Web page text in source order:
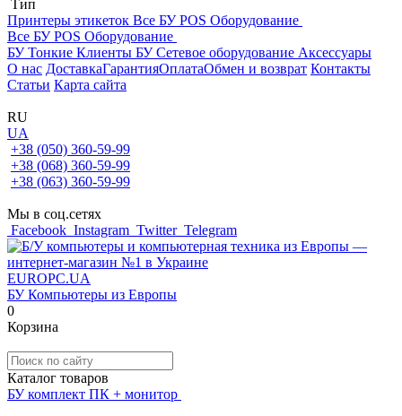
Тип
Принтеры этикеток Все БУ POS Оборудование
Все БУ POS Оборудование
БУ Тонкие Клиенты БУ Сетевое оборудование Аксессуары
О нас ДоставкаГарантияОплатаОбмен и возврат Контакты
Статьи Карта сайта
RU
UA
+38 (050) 360-59-99
+38 (068) 360-59-99
+38 (063) 360-59-99
Мы в соц.сетях
Facebook Instagram Twitter Telegram
EUROPC.UA
БУ Компьютеры из Европы
0
Корзина
Каталог товаров
БУ комплект ПК + монитор